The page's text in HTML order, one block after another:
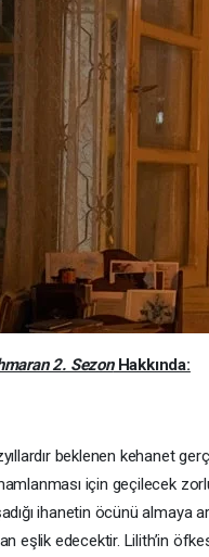
2. SezonHakkında:
beklenen kehanet
için geçilecek
ihanetin öcünü almaya
eşlik edecektir. Lilith’in